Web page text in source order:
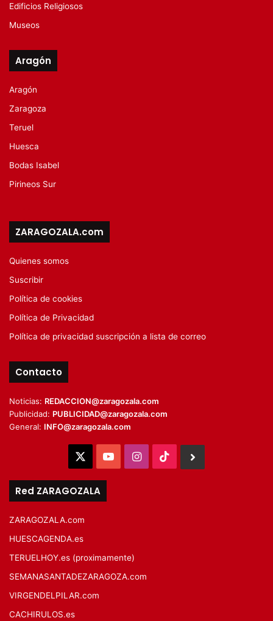
Edificios Religiosos
Museos
Aragón
Aragón
Zaragoza
Teruel
Huesca
Bodas Isabel
Pirineos Sur
ZARAGOZALA.com
Quienes somos
Suscribir
Política de cookies
Política de Privacidad
Política de privacidad suscripción a lista de correo
Contacto
Noticias: REDACCION@zaragozala.com
Publicidad: PUBLICIDAD@zaragozala.com
General: INFO@zaragozala.com
YouTubeInstagram
TikTok
Red ZARAGOZALA
ZARAGOZALA.com
HUESCAGENDA.es
TERUELHOY.es (proximamente)
SEMANASANTADEZARAGOZA.com
VIRGENDELPILAR.com
CACHIRULOS.es